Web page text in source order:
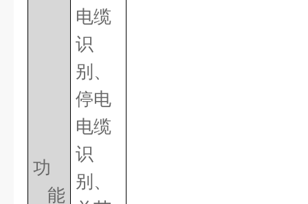
功
能
电缆
识
别、
停电
电缆
识
别、